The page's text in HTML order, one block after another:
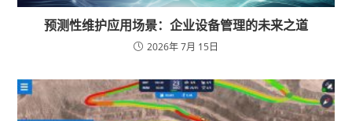
预测性维护应用场景：企业设备管理的未来之道
2026年 7月 15日